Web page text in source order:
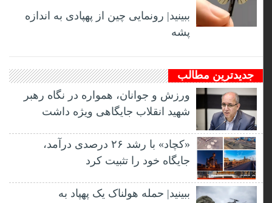
ببینید| رونمایی چین از پهپادی به اندازه
پشه
جدیدترین مطالب
ورزش و جوانان، همواره در نگاه رهبر
شهید انقلاب جایگاهی ویژه داشت
«کچاد» با رشد ۲۶ درصدی درآمد،
جایگاه خود را تثبیت کرد
ببینید| حمله هولناک یک پهپاد به